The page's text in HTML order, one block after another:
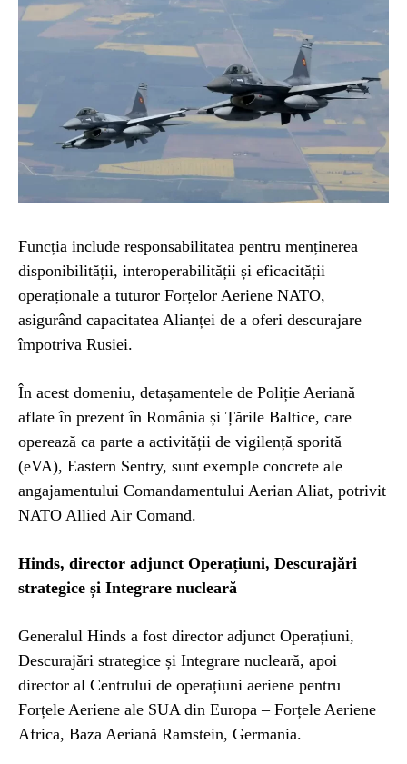
Funcția include responsabilitatea pentru menținerea
disponibilității, interoperabilității și eficacității
operaționale a tuturor Forțelor Aeriene NATO,
asigurând capacitatea Alianței de a oferi descurajare
împotriva Rusiei.
În acest domeniu, detașamentele de Poliție Aeriană
aflate în prezent în România și Țările Baltice, care
operează ca parte a activității de vigilență sporită
(eVA), Eastern Sentry, sunt exemple concrete ale
angajamentului Comandamentului Aerian Aliat, potrivit
NATO Allied Air Comand.
Hinds, director adjunct Operațiuni, Descurajări
strategice și Integrare nucleară
Generalul Hinds a fost director adjunct Operațiuni,
Descurajări strategice și Integrare nucleară, apoi
director al Centrului de operațiuni aeriene pentru
Forțele Aeriene ale SUA din Europa – Forțele Aeriene
Africa, Baza Aeriană Ramstein, Germania.